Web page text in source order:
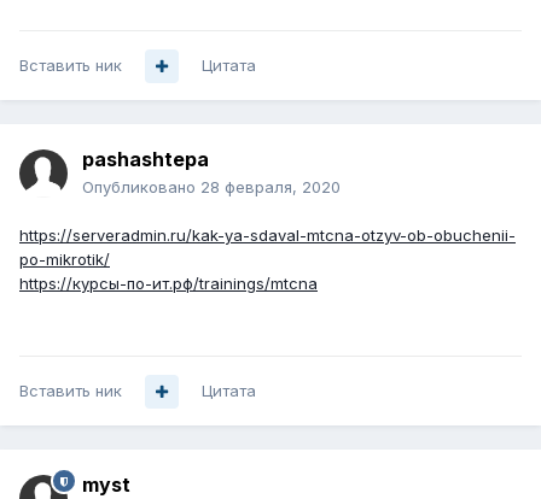
Вставить ник Цитата
pashashtepa
Опубликовано 28 февраля, 2020
https://serveradmin.ru/kak-ya-sdaval-mtcna-otzyv-ob-obuchenii-
po-mikrotik/
https://курсы-по-ит.рф/trainings/mtcna
Вставить ник Цитата
myst